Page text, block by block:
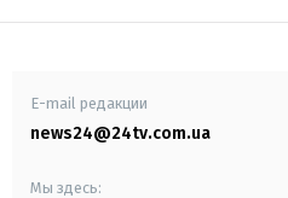
E-mail редакции
news24@24tv.com.ua
Мы здесь: